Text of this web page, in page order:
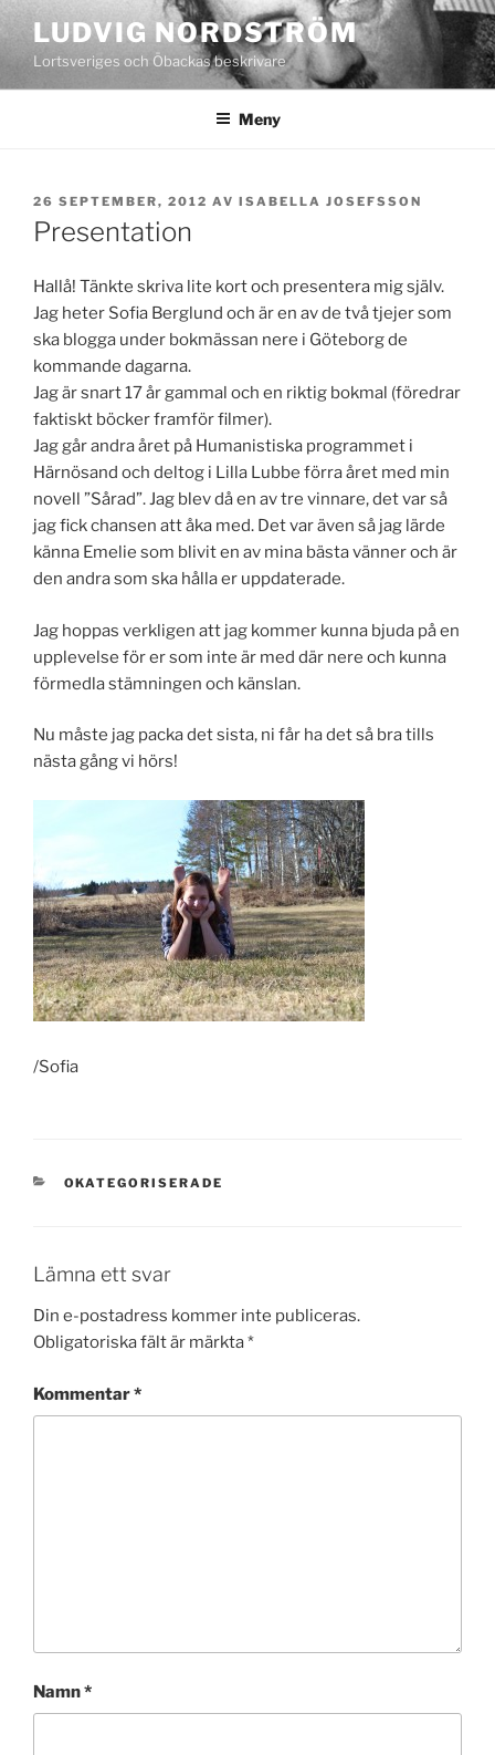
Hoppa
till
innehåll
LUDVIG NORDSTRÖM
Lortsveriges och Öbackas beskrivare
Meny
PUBLICERAT
26 SEPTEMBER, 2012 AV ISABELLA JOSEFSSON
Presentation
Hallå! Tänkte skriva lite kort och presentera mig själv.
Jag heter Sofia Berglund och är en av de två tjejer som
ska blogga under bokmässan nere i Göteborg de
kommande dagarna.
Jag är snart 17 år gammal och en riktig bokmal (föredrar
faktiskt böcker framför filmer).
Jag går andra året på Humanistiska programmet i
Härnösand och deltog i Lilla Lubbe förra året med min
novell ”Sårad”. Jag blev då en av tre vinnare, det var så
jag fick chansen att åka med. Det var även så jag lärde
känna Emelie som blivit en av mina bästa vänner och är
den andra som ska hålla er uppdaterade.
Jag hoppas verkligen att jag kommer kunna bjuda på en
upplevelse för er som inte är med där nere och kunna
förmedla stämningen och känslan.
Nu måste jag packa det sista, ni får ha det så bra tills
nästa gång vi hörs!
/Sofia
KATEGORIER
OKATEGORISERADE
Lämna ett svar
Din e-postadress kommer inte publiceras.
Obligatoriska fält är märkta*
Kommentar*
Namn*